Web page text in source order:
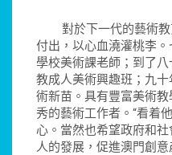
對於下一代的藝術教
付出，以心血澆灌桃李
學校美術課老師；到了
教成人美術興趣班；九
術新苗。具有豐富美術
秀的藝術工作者。“看着
心。當然也希望政府和
人的發展，促進澳門創意